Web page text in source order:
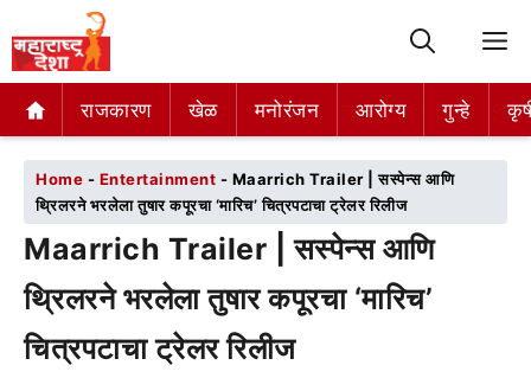
राजकारण खेळ मनोरंजन आरोग्य गुन्हे
राजकारण खेळ मनोरंजन आरोग्य गुन्हे
Home - Entertainment - Maarrich Trailer | सस्पेन्स आणि
थ्रिलरने भरलेला तुषार कपूरचा ‘मारिच’ चित्रपटाचा ट्रेलर रिलीज
Maarrich Trailer | सस्पेन्स आणि
थ्रिलरने भरलेला तुषार कपूरचा ‘मारिच’
चित्रपटाचा ट्रेलर रिलीज